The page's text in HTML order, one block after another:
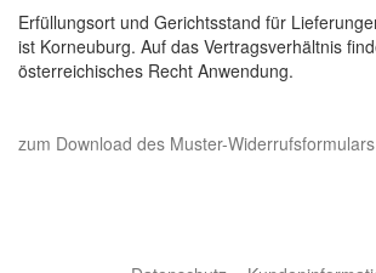
Erfüllungsort und Gerichtsstand für
ist Korneuburg. Auf das Vertragsverhältnis
österreichisches Recht Anwendung.
zum Download des Muster-Widerrufsformulars